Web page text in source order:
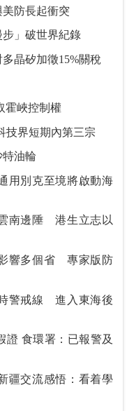
防長起衝突
步」破世界紀錄
晶矽加徵15%關稅
議 或變相取霍峽控制權
技界短期內第三宗
油輪
用別克至境將啟動海
南邊陲 港生立志以
響多個省 專家版防
警戒線 進入東海後
證 食環署：已報警及
疆交流感悟：看着學